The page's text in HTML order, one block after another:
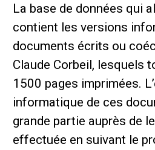
La base de données qui
contient les versions
documents écrits ou
Claude Corbeil, lesquels
1500 pages imprimées.
informatique de ces
grande partie auprès de
effectuée en suivant le